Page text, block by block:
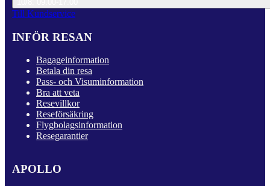
Till Kundservice
INFÖR RESAN
Bagageinformation
Betala din resa
Pass- och Visuminformation
Bra att veta
Resevillkor
Reseförsäkring
Flygbolagsinformation
Resegarantier
APOLLO